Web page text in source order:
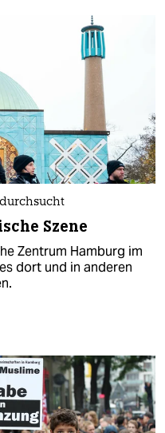
Szene
Zentrum Hamburg im
dort und in anderen